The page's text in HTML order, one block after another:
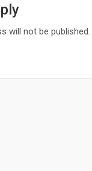
will not be published.